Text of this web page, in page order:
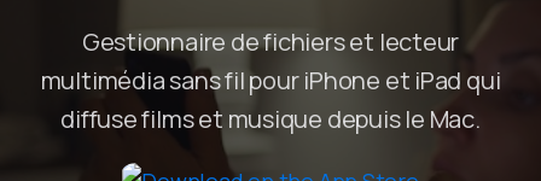
Gestionnaire de fichiers et lecteur
multimédia sans fil pour iPhone et iPad qui
diffuse films et musique depuis le Mac.